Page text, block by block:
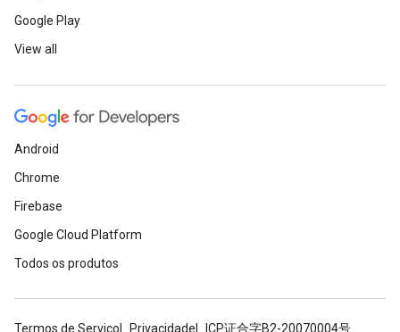
Google Play
View all
Android
Chrome
Firebase
Google Cloud Platform
Todos os produtos
Termos de Serviço Privacidade ICP证合字B2-20070004号